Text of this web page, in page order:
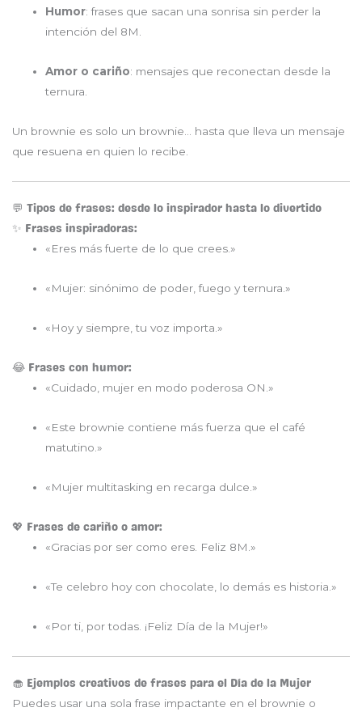
Humor: frases que sacan una sonrisa sin perder la
intención del 8M.
Amor o cariño: mensajes que reconectan desde la
ternura.
Un brownie es solo un brownie… hasta que lleva un mensaje
que resuena en quien lo recibe.
💬 Tipos de frases: desde lo inspirador hasta lo divertido
✨ Frases inspiradoras:
«Eres más fuerte de lo que crees.»
«Mujer: sinónimo de poder, fuego y ternura.»
«Hoy y siempre, tu voz importa.»
😂 Frases con humor:
«Cuidado, mujer en modo poderosa ON.»
«Este brownie contiene más fuerza que el café
matutino.»
«Mujer multitasking en recarga dulce.»
💖 Frases de cariño o amor:
«Gracias por ser como eres. Feliz 8M.»
«Te celebro hoy con chocolate, lo demás es historia.»
«Por ti, por todas. ¡Feliz Día de la Mujer!»
🧁 Ejemplos creativos de frases para el Día de la Mujer
Puedes usar una sola frase impactante en el brownie o